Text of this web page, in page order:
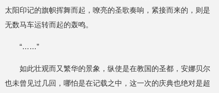
太阳印记的旗帜挥舞而起，嘹亮的圣歌奏响，紧接而来的，则是
无数马车运转而起的轰鸣。
“……”
如此壮观而又繁华的景象，纵使是在教国的圣都，安娜贝尔
也未曾见过几回，哪怕是在记载之中，这一次的庆典也绝对是超